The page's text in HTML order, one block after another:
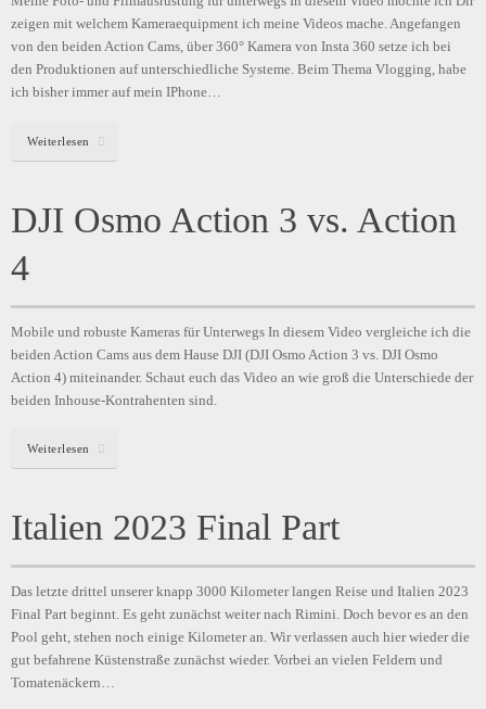
zeigen mit welchem Kameraequipment ich meine Videos mache. Angefangen
von den beiden Action Cams, über 360° Kamera von Insta 360 setze ich bei
den Produktionen auf unterschiedliche Systeme. Beim Thema Vlogging, habe
ich bisher immer auf mein IPhone…
Weiterlesen
DJI Osmo Action 3 vs. Action
4
Mobile und robuste Kameras für Unterwegs In diesem Video vergleiche ich die
beiden Action Cams aus dem Hause DJI (DJI Osmo Action 3 vs. DJI Osmo
Action 4) miteinander. Schaut euch das Video an wie groß die Unterschiede der
beiden Inhouse-Kontrahenten sind.
Weiterlesen
Italien 2023 Final Part
Das letzte drittel unserer knapp 3000 Kilometer langen Reise und Italien 2023
Final Part beginnt. Es geht zunächst weiter nach Rimini. Doch bevor es an den
Pool geht, stehen noch einige Kilometer an. Wir verlassen auch hier wieder die
gut befahrene Küstenstraße zunächst wieder. Vorbei an vielen Feldern und
Tomatenäckern…